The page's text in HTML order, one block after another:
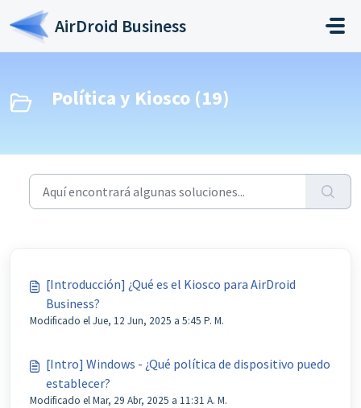
Saltar al contenido principal
AirDroid Business
Política y Kiosco (19)
[Introducción] ¿Qué es el Kiosco para AirDroid
Business?
Modificado el Jue, 12 Jun, 2025 a 5:45 P. M.
[Intro] Windows - ¿Qué política de dispositivo puedo
establecer?
Modificado el Mar, 29 Abr, 2025 a 11:31 A. M.